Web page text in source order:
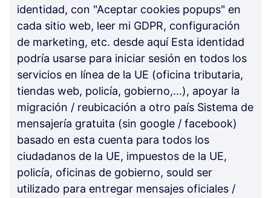
identidad, con "Aceptar cookies popups" en
cada sitio web, leer mi GDPR, configuración
de marketing, etc. desde aquí Esta identidad
podría usarse para iniciar sesión en todos los
servicios en línea de la UE (oficina tributaria,
tiendas web, policía, gobierno,...), apoyar la
migración / reubicación a otro país Sistema de
mensajería gratuita (sin google / facebook)
basado en esta cuenta para todos los
ciudadanos de la UE, impuestos de la UE,
policía, oficinas de gobierno, sould ser
utilizado para entregar mensajes oficiales /